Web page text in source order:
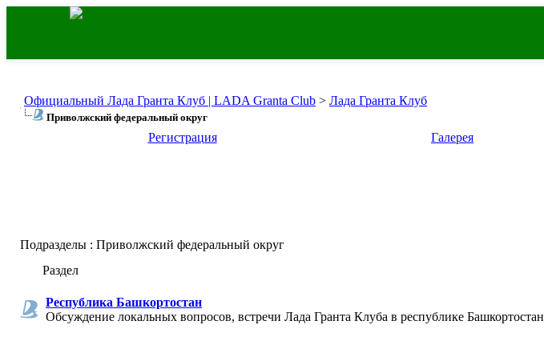
Официальный Лада Гранта Клуб | LADA Granta Club > Лада Гранта Клуб
Приволжский федеральный округ
Регистрация
Галерея
Подразделы : Приволжский федеральный округ
Раздел
Республика Башкортостан
Обсуждение локальных вопросов, встречи Лада Гранта Клуба в республике Башкортостан